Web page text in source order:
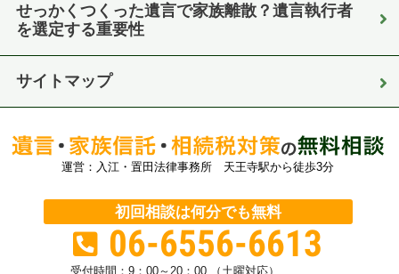
せっかくつくった遺言で家族離散？遺言執行者
を選定する重要性
サイトマップ
運営：入江・置田法律事務所 天王寺駅から徒歩3分
初回相談は何分でも無料
06-6556-6613
受付時間： 9：00～20：00 （土曜対応）